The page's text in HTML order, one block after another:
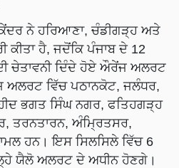
ਨੇ ਹਰਿਆਣਾ, ਚੰਡੀਗੜ੍ਹ ਅਤੇ
ਕੀਤਾ ਹੈ, ਜਦੋਂਕਿ ਪੰਜਾਬ ਦੇ 12
ਚੇਤਾਵਨੀ ਦਿੰਦੇ ਹੋਏ ਔਰੇਂਜ ਅਲਰਟ
ਅਲਰਟ ਵਿੱਚ ਪਠਾਨਕੋਟ, ਜਲੰਧਰ,
ਭਗਤ ਸਿੰਘ ਨਗਰ, ਫਤਿਹਗੜ੍ਹ
ਤਰਨਤਾਰਨ, ਅੰਮ੍ਰਿਤਸਰ,
ਹਨ। ਇਸ ਸਿਲਸਿਲੇ ਵਿੱਚ 6
ਯੈਲੋ ਅਲਰਟ ਦੇ ਅਧੀਨ ਹੋਣਗੇ।